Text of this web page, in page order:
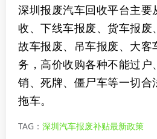
深圳报废汽车回收平台主要
收、下线车报废、货车报废
故车报废、吊车报废、大客
务，高价收购各种不能过户
销、死牌、僵尸车等一切合
拖车。
TAG： 深圳汽车报废补贴最新政策